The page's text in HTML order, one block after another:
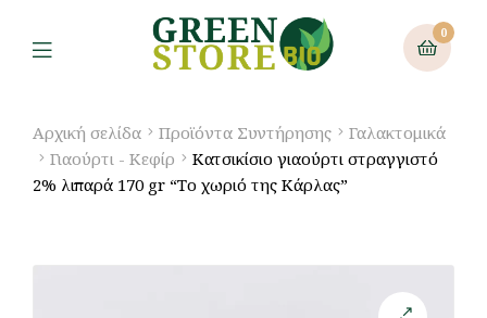
0
Αρχική σελίδα Προϊόντα Συντήρησης
Γαλακτομικά
Γιαούρτι - Κεφίρ
Κατσικίσιο γιαούρτι στραγγιστό
2% λιπαρά 170 gr “Το χωριό της Κάρλας”